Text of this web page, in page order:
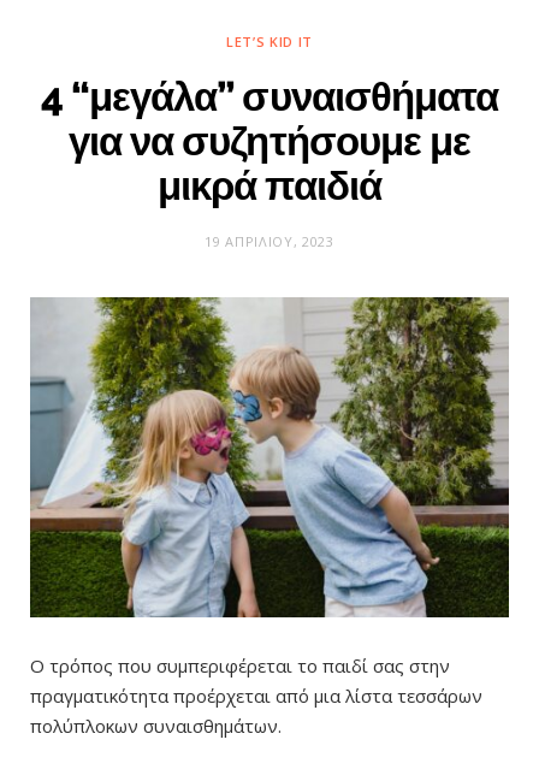
LET’S KID IT
4 “μεγάλα” συναισθήματα
για να συζητήσουμε με
μικρά παιδιά
19 ΑΠΡΙΛΊΟΥ, 2023
Ο τρόπος που συμπεριφέρεται το παιδί σας στην
πραγματικότητα προέρχεται από μια λίστα τεσσάρων
πολύπλοκων συναισθημάτων.